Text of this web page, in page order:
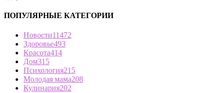
ПОПУЛЯРНЫЕ КАТЕГОРИИ
Новости11472
Здоровье493
Красота414
Дом315
Психология215
Молодая мама208
Кулинария202